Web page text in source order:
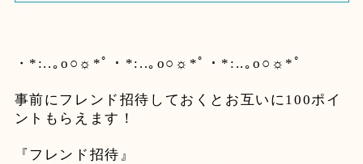
・*:..｡o○☼*ﾟ・*:..｡o○☼*ﾟ・*:..｡o○☼*ﾟ
事前にフレンド招待しておくとお互いに100ポイ
ントもらえます！
『フレンド招待』